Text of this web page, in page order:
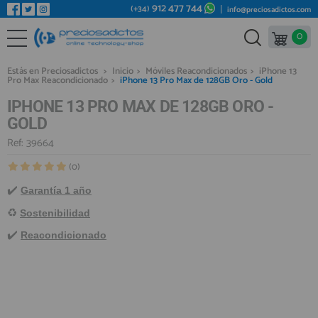
REPUESTOS MÓVILES
REPUESTOS TABLET
REPUESTOS VIDEOCONSOLAS
REPUESTOS MACBOOK
REPUESTOS OTROS DISPOSITIVOS
REPUESTOS PORTÁTILES
HERRAMIENTAS REPARACIÓN
IC CHIP / FPC
Bienvenid@ otra vez
YA SOY CLIENTE
Recordarme
(+34) 912 477 744 info@preciosadictos.com
0
Estás en Preciosadictos > Inicio > Móviles Reacondicionados > iPhone 13
Pro Max Reacondicionado > iPhone 13 Pro Max de 128GB Oro - Gold
IPHONE 13 PRO MAX DE 128GB ORO -
GOLD
Ref: 39664
(0)
✔️ Garantía 1 año
♻️ Sostenibilidad
✔️ Reacondicionado